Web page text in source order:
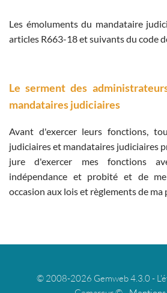
Les émoluments du mandataire
articles R663-18 et suivants du code
Le serment des
mandataires judiciaires
Avant d'exercer leurs fonctions,
judiciaires et mandataires judiciaires
jure d'exercer mes fonctions
indépendance et probité et de
occasion aux lois et règlements de ma
© 2008-2026 Gemweb 4.3.0 -